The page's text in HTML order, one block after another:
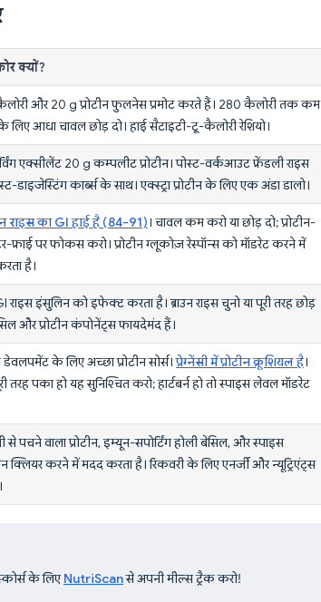
क्यों?
और 20 g प्रोटीन फुलनेस प्रमोट करते हैं। 280 कैलोरी तक कम
आधा चावल छोड़ दो। हाई सैटाइटी-टू-कैलोरी रेशियो।
एक्सीलेंट 20 g कम्पलीट प्रोटीन। पोस्ट-वर्कआउट फ्रेंडली राइस
डाइजेस्टिंग कार्ब्स के साथ। एक्स्ट्रा प्रोटीन के लिए एक अंडा डालो।
राइस का GI हाई है (84-91)। चावल कम करो या छोड़ दो; प्रोटीन-
फ्राई पर फोकस करो। प्रोटीन ग्लूकोज़ रेस्पॉन्स को मॉडरेट करने में
है।
राइस इंसुलिन को इफेक्ट करता है। ब्राउन राइस चुनो या पूरी तरह छोड़
और प्रोटीन कंपोनेंट्स फायदेमंद हैं।
के लिए अच्छा प्रोटीन सोर्स।प्रेग्नेंसी में प्रोटीन क्रूशियल है।
तरह पका हो यह सुनिश्चित करो; हार्टबर्न हो तो स्पाइस लेवल मॉडरेट
से पचने वाला प्रोटीन, इम्यून-सपोर्टिंग होली बेसिल, और स्पाइस
करने में मदद करता है। रिकवरी के लिए एनर्जी और न्यूट्रिएंट्स
के लिए NutriScanसे अपनी मील्स ट्रैक करो!